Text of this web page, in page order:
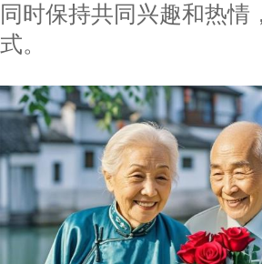
同时保持共同兴趣和热
式。